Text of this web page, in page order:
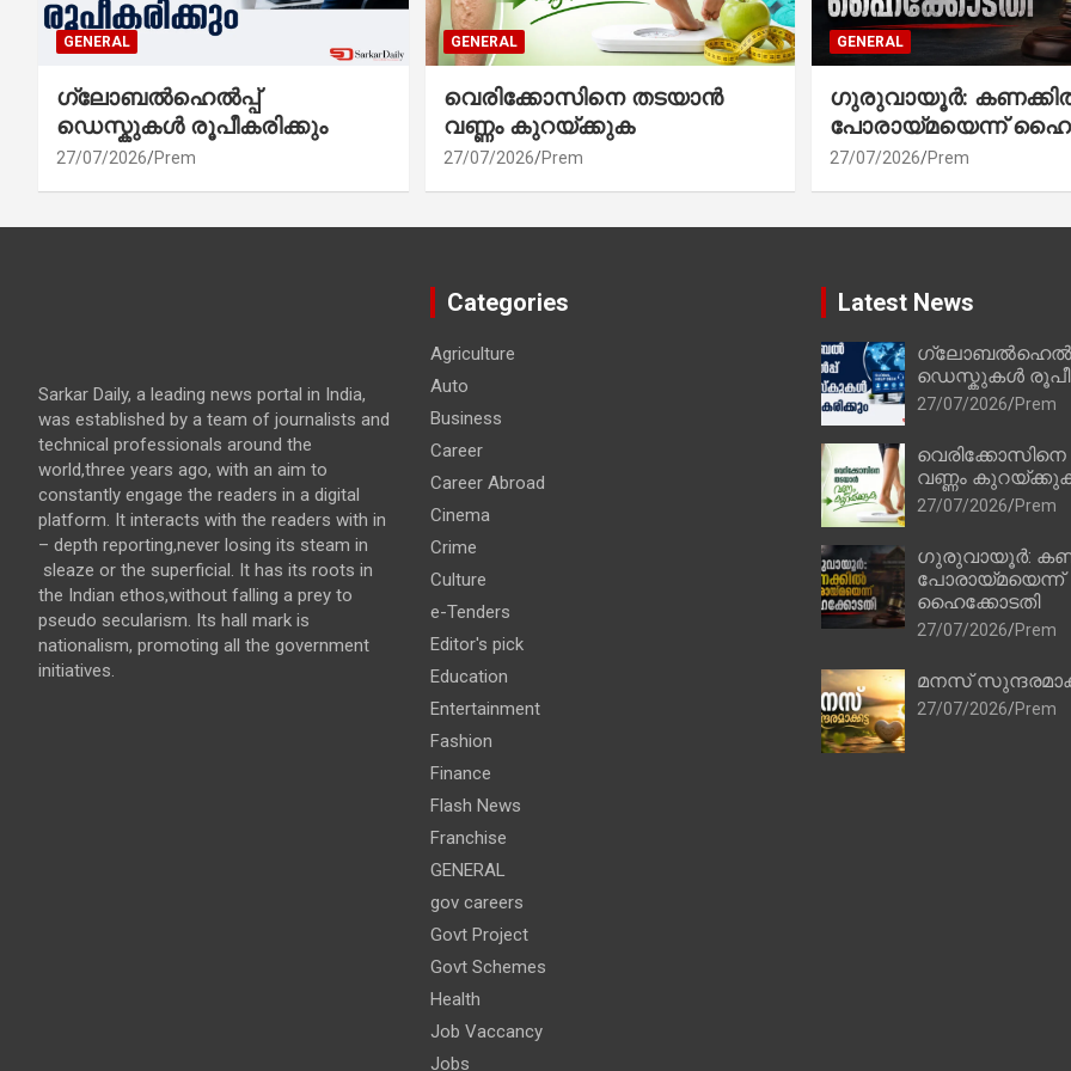
GENERAL
ഗ്ലോബൽഹെൽപ്പ്
ഡെസ്കുകൾ രൂപീകരിക്കും
27/07/2026 Prem
GENERAL
വെരിക്കോസിനെ തടയാൻ
വണ്ണം കുറയ്ക്കുക
27/07/2026 Prem
GENERAL
ഗുരുവായൂർ:
പോരായ്മയെന്ന്
27/07/2026 Prem
Sarkar Daily, a leading news portal in India,
was established by a team of journalists and
technical professionals around the
world,three years ago, with an aim to
constantly engage the readers in a digital
platform. It interacts with the readers with in
– depth reporting,never losing its steam in
sleaze or the superficial. It has its roots in
the Indian ethos,without falling a prey to
pseudo secularism. Its hall mark is
nationalism, promoting all the government
initiatives.
Categories
Agriculture
Auto
Business
Career
Career Abroad
Cinema
Crime
Culture
e-Tenders
Editor's pick
Education
Entertainment
Fashion
Finance
Flash News
Franchise
GENERAL
gov careers
Govt Project
Govt Schemes
Health
Job Vaccancy
Jobs
Latest News
ഡെസ്കുകൾ
27/07/2026 Prem
വണ്ണം
27/07/2026 Prem
ഗുരുവായൂർ:
പോരായ്മയെന്ന്
ഹൈക്കോടതി
27/07/2026 Prem
മനസ്
27/07/2026 Prem